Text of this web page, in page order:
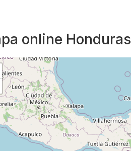
online Honduras